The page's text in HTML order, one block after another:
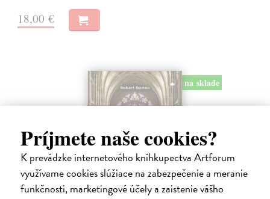
Príjmete naše cookies?
K prevádzke internetového kníhkupectva Artforum
využívame cookies slúžiace na zabezpečenie a meranie
funkčnosti, marketingové účely a zaistenie vášho
18,00 €
na sklade